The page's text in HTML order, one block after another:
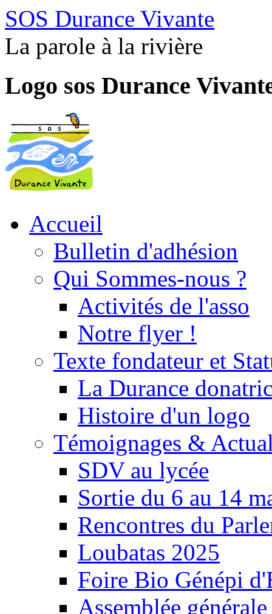
SOS Durance Vivante
La parole à la rivière
Logo sos Durance
Accueil
Bulletin d'adhésion
Qui Sommes-nous ?
Activités de l'asso
Notre flyer !
Texte fondateur et
La Durance
Histoire d'un logo
Témoignages &
SDV au lycée
Sortie du 6 au 14
Rencontres du
Loubatas 2025
Foire Bio Génépi
Assemblée